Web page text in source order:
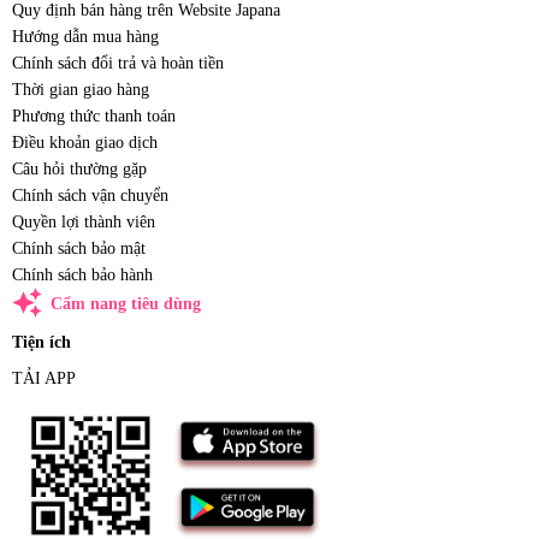
Quy định bán hàng trên Website Japana
Hướng dẫn mua hàng
Chính sách đổi trả và hoàn tiền
Thời gian giao hàng
Phương thức thanh toán
Điều khoản giao dịch
Câu hỏi thường gặp
Chính sách vận chuyển
Quyền lợi thành viên
Chính sách bảo mật
Chính sách bảo hành
auto_awesome Cẩm nang tiêu dùng
Tiện ích
TẢI APP